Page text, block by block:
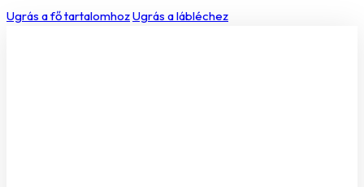
Ugrás a fő tartalomhozUgrás a lábléchez